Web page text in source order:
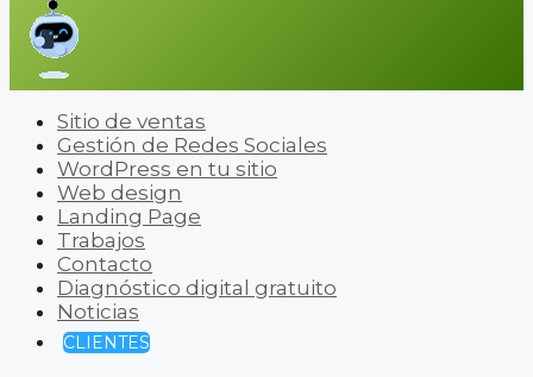
Sitio de ventas
Gestión de Redes Sociales
WordPress en tu sitio
Web design
Landing Page
Trabajos
Contacto
Diagnóstico digital gratuito
Noticias
CLIENTES